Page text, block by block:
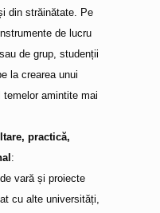
din străinătate. Pe
de lucru
de grup, studenții
la crearea unui
temelor amintite mai
practică,
:
vară și proiecte
cu alte universități,